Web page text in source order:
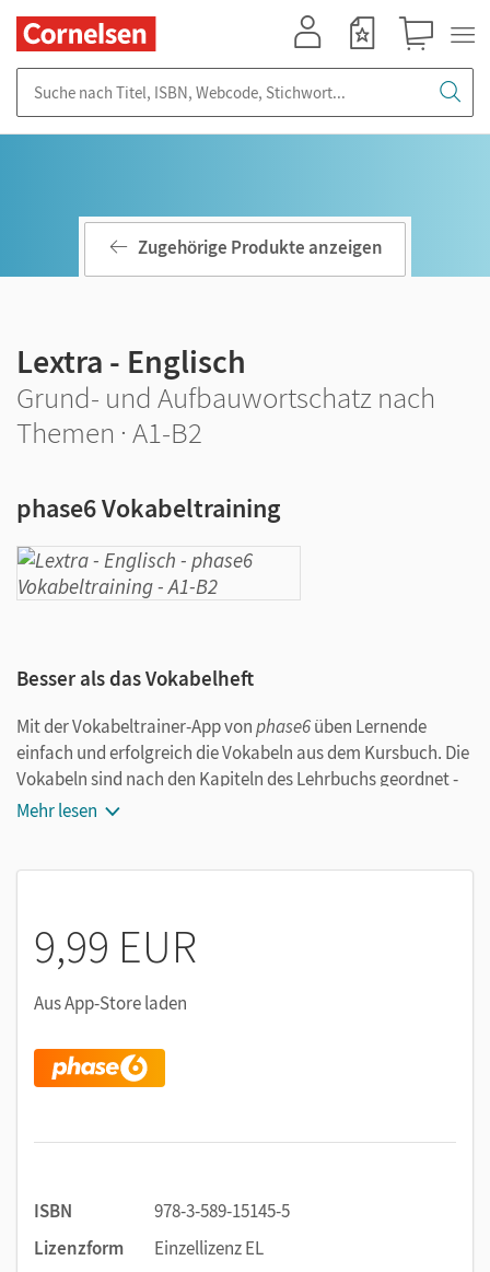
Zugehörige Produkte anzeigen
Lextra - Englisch
Grund- und Aufbauwortschatz nach
Themen · A1-B2
phase6 Vokabeltraining
Besser als das Vokabelheft
Mit der Vokabeltrainer-App vonphase6üben Lernende
einfach und erfolgreich die Vokabeln aus dem Kursbuch. Die
Vokabeln sind nach den Kapiteln des Lehrbuchs geordnet -
ideal zum Wiederholen und gezielten Lernen für Tests und
Fertige Vokabelsammlungen, die zum Lehrwerk
passen.
besser, sondern auch gezielter und schneller. So bleibt
Individualisiertes Lernen: Vokabeln, die schwer fallen,
werden häufiger wiederholt als jene, die bereits
Mehr Motivation: Detaillierte Reports spiegeln die
Variierende Abfragefolge:phase6
gelernt, sondern die Bedeutung jeder Vokabel für sich.
Mehr lesen
9,99 EUR
Aus App-Store laden
ISBN
978-3-589-15145-5
Lizenzform
Einzellizenz EL